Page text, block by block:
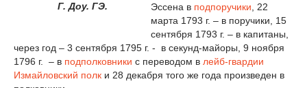
Г. Доу. ГЭ.
Эссена в подпоручики , 22
марта 1793 г. – в поручики, 15
сентября 1793 г. – в капитаны,
через год – 3 сентября 1795 г. - в секунд-майоры, 9 ноября
1796 г. – в подполковники с переводом в лейб-гвардии
Измайловский полк и 28 декабря того же года произведен в